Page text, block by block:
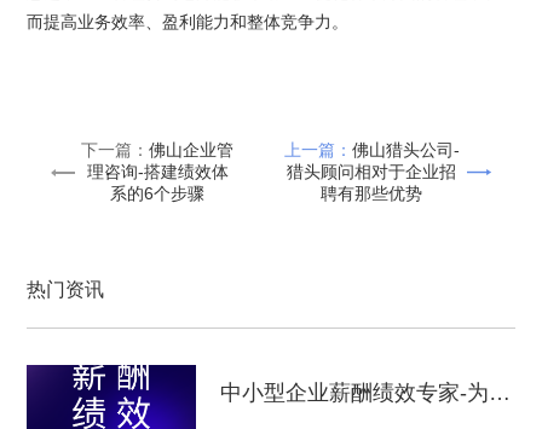
而提高业务效率、盈利能力和整体竞争力。
下一篇：佛山企业管
理咨询-搭建绩效体
系的6个步骤
上一篇： 佛山猎头公司-
猎头顾问相对于企业招
聘有那些优势
热门资讯
中小型企业薪酬绩效专家-为什么众多企业的绩效只是形式，这是谁的错？